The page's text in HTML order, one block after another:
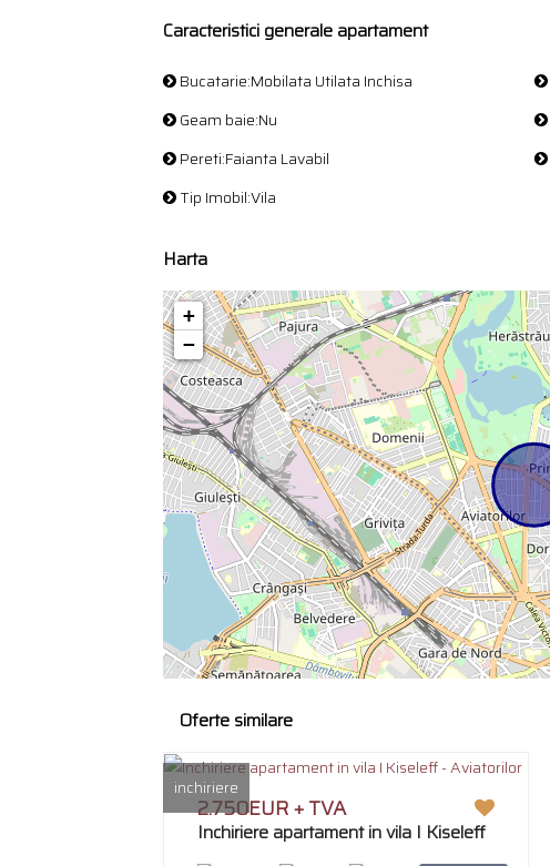
Caracteristici generale apartament
Bucatarie:Mobilata Utilata Inchisa
Geam baie:Nu
Pereti:Faianta Lavabil
Tip Imobil:Vila
Harta
+
−
Oferte similare
inchiriere
2.750EUR + TVA
Inchiriere apartament in vila I Kiseleff
- Aviatorilor